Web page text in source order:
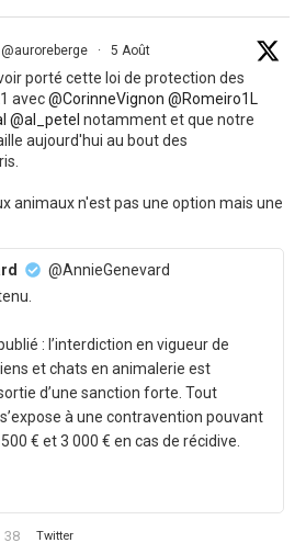
@auroreberge · 5 Août
porté cette loi de protection des
avec@CorinneVignon @Romeiro1L
@al_petel notamment et que notre
aujourd'hui au bout des
animaux n'est pas une option mais une
@AnnieGenevard
: l’interdiction en vigueur de
et chats en animalerie est
d’une sanction forte. Tout
à une contravention pouvant
€ et 3 000 € en cas de récidive.
38 Twitter